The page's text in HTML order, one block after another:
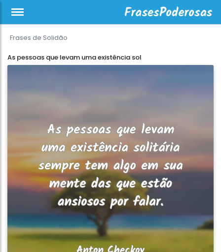
Frases de Solidão
As pessoas que levam uma existência sol